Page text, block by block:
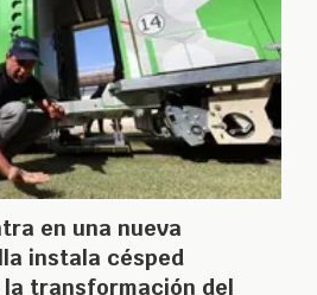
en una nueva
instala césped
transformación del